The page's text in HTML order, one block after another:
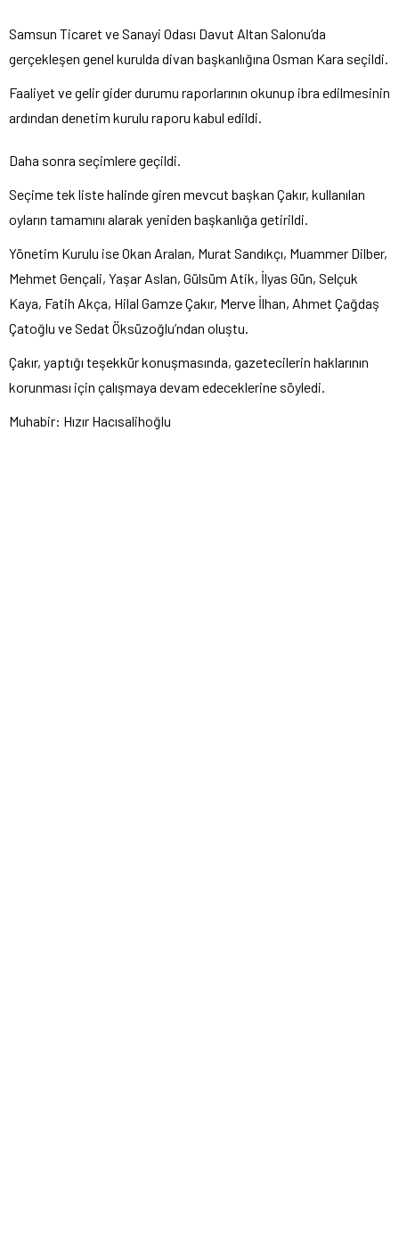
Samsun Ticaret ve Sanayi Odası Davut Altan Salonu’da
gerçekleşen genel kurulda divan başkanlığına Osman Kara seçildi.
Faaliyet ve gelir gider durumu raporlarının okunup ibra edilmesinin
ardından denetim kurulu raporu kabul edildi.
Daha sonra seçimlere geçildi.
Seçime tek liste halinde giren mevcut başkan Çakır, kullanılan
oyların tamamını alarak yeniden başkanlığa getirildi.
Yönetim Kurulu ise Okan Aralan, Murat Sandıkçı, Muammer Dilber,
Mehmet Gençali, Yaşar Aslan, Gülsüm Atik, İlyas Gün, Selçuk
Kaya, Fatih Akça, Hilal Gamze Çakır, Merve İlhan, Ahmet Çağdaş
Çatoğlu ve Sedat Öksüzoğlu’ndan oluştu.
Çakır, yaptığı teşekkür konuşmasında, gazetecilerin haklarının
korunması için çalışmaya devam edeceklerine söyledi.
Muhabir: Hızır Hacısalihoğlu